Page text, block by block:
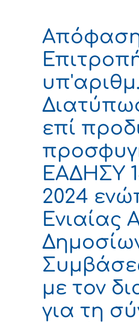
Απόφαση
επί
ΕΑΔΗΣΥ
2024
Ενιαίας
με τον
για τη